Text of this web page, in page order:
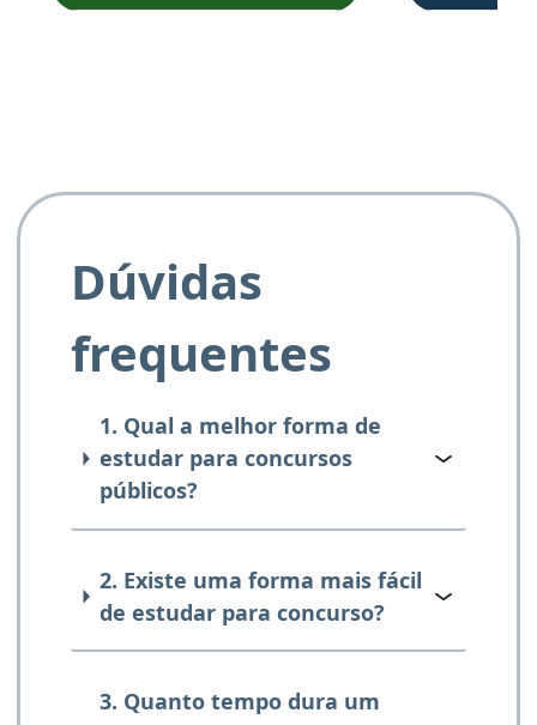
Dúvidas
frequentes
1. Qual a melhor forma de
estudar para concursos
públicos?
2. Existe uma forma mais fácil
de estudar para concurso?
3. Quanto tempo dura um